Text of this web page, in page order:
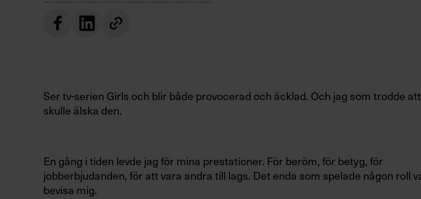
Ser tv-serien Girls och blir både provocerad och äcklad. Och jag som trodde
skulle älska den.
En gång i tiden levde jag för mina prestationer. För beröm, för betyg, för
jobberbjudanden, för att vara andra till lags. Det enda som spelade någon roll
bevisa mig.